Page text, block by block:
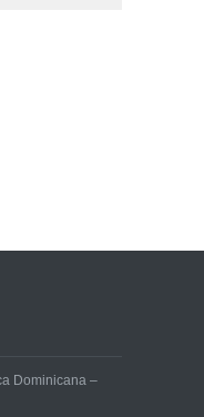
Dominicana –